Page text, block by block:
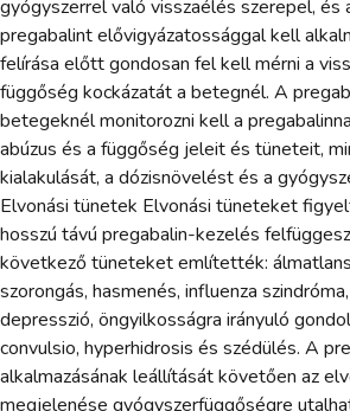
gyógyszerrel való visszaélés szerepel, és
pregabalint elővigyázatossággal kell
felírása előtt gondosan fel kell mérni a
függőség kockázatát a betegnél. A
betegeknél monitorozni kell a
abúzus és a függőség jeleit és tüneteit,
kialakulását, a dózisnövelést és a
Elvonási tünetek Elvonási tüneteket
hosszú távú pregabalin-kezelés
következő tüneteket említették:
szorongás, hasmenés, influenza
depresszió, öngyilkosságra irányuló
convulsio, hyperhidrosis és szédülés. A
alkalmazásának leállítását követően az
megjelenése gyógyszerfüggőségre